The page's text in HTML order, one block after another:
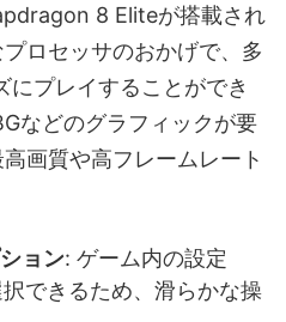
8 Eliteが搭載され
ロセッサのおかげで、多
にプレイすることができ
などのグラフィックが要
画質や高フレームレート
ョン: ゲーム内の設定
できるため、滑らかな操